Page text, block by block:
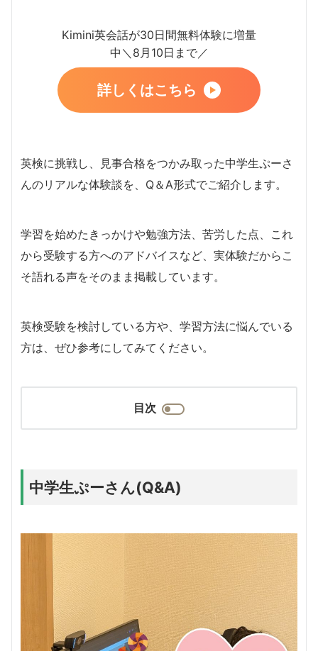
Kimini英会話が30日間無料体験に増量
中＼8月10日まで／
詳しくはこちら
英検に挑戦し、見事合格をつかみ取った中学生ぷーさ
んのリアルな体験談を、Q＆A形式でご紹介します。
学習を始めたきっかけや勉強方法、苦労した点、これ
から受験する方へのアドバイスなど、実体験だからこ
そ語れる声をそのまま掲載しています。
英検受験を検討している方や、学習方法に悩んでいる
方は、ぜひ参考にしてみてください。
目次
中学生ぷーさん(Q&A)